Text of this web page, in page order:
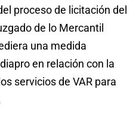
proceso de licitación del
de lo Mercantil
una medida
en relación con la
servicios de VAR para